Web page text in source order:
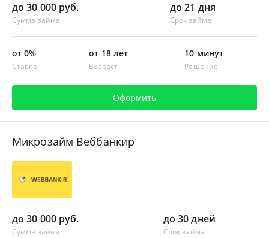
до 30 000 руб.
Сумма займа
до 21 дня
Срок займа
от 0%
Ставка
от 18 лет
Возраст
10 минут
Решение
Оформить
Микрозайм Веббанкир
до 30 000 руб.
Сумма займа
до 30 дней
Срок займа